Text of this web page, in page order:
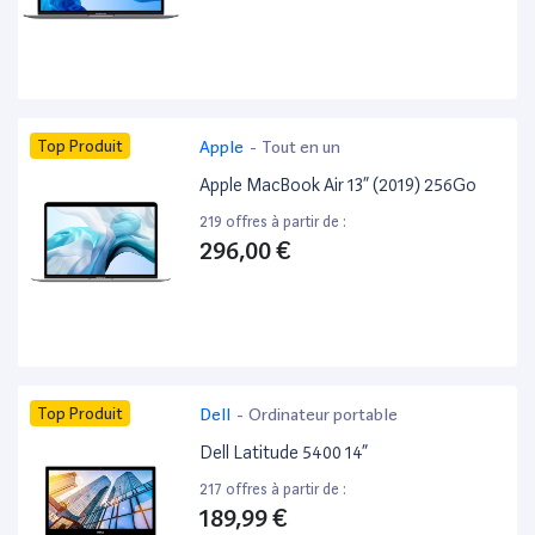
Top Produit Apple - Tout en un
Apple MacBook Air 13” (2019) 256Go
219 offres à partir de :
296,00 €
Top Produit Dell - Ordinateur portable
Dell Latitude 5400 14”
217 offres à partir de :
189,99 €